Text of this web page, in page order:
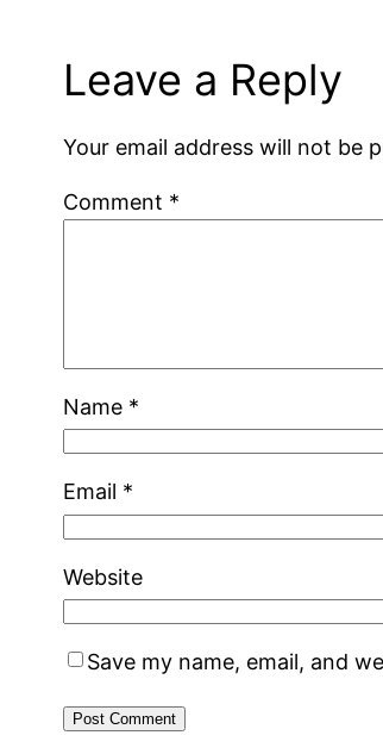
Leave a Reply
Your email address will not be
Comment *
Name *
Email *
Website
Save my name, email, and